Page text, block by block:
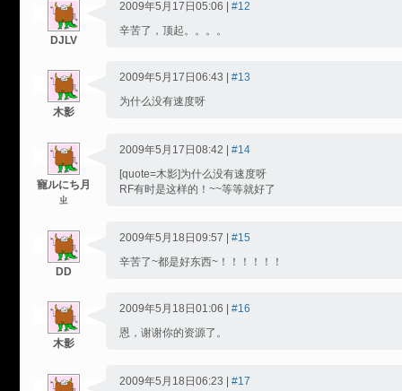
DJLV
2009年5月17日05:06 | #12
辛苦了，顶起。。。。
木影
2009年5月17日06:43 | #13
为什么没有速度呀
寵ルにち月
ㄓ
2009年5月17日08:42 | #14
[quote=木影]为什么没有速度呀
RF有时是这样的！~~等等就好了
DD
2009年5月18日09:57 | #15
辛苦了~都是好东西~！！！！！！
木影
2009年5月18日01:06 | #16
恩，谢谢你的资源了。
2009年5月18日06:23 | #17